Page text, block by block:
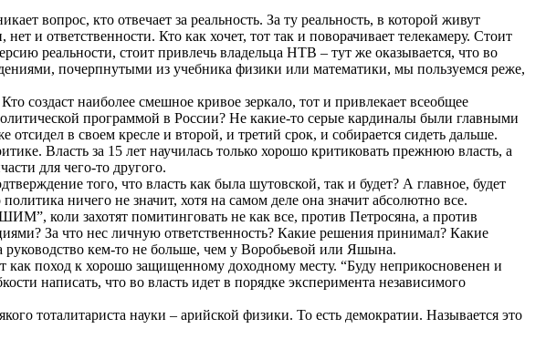
вопрос, кто отвечает за реальность. За ту реальность, в которой живут
и ответственности. Кто как хочет, тот так и поворачивает телекамеру. Стоит
реальности, стоит привлечь владельца НТВ – тут же оказывается, что во
почерпнутыми из учебника физики или математики, мы пользуемся реже,
создаст наиболее смешное кривое зеркало, тот и привлекает всеобщее
программой в России? Не какие-то серые кардиналы были главными
в своем кресле и второй, и третий срок, и собирается сидеть дальше.
Власть за 15 лет научилась только хорошо критиковать прежнюю власть, а
для чего-то другого.
того, что власть как была шутовской, так и будет? А главное, будет
ничего не значит, хотя на самом деле она значит абсолютно все.
коли захотят помитинговать не как все, против Петросяна, а против
За что нес личную ответственность? Какие решения принимал? Какие
кем-то не больше, чем у Воробьевой или Яшына.
как поход к хорошо защищенному доходному месту. “Буду неприкосновенен и
написать, что во власть идет в порядке эксперимента независимого
тоталитариста науки – арийской физики. То есть демократии. Называется это